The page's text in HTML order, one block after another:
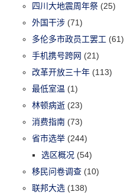
四川大地震周年祭 (25)
外国干涉 (71)
多伦多市政员工罢工 (61)
手机携号跨网 (21)
改革开放三十年 (113)
最低室温 (1)
林顿病逝 (23)
消费指南 (73)
省市选举 (244)
选区概况 (54)
移民问卷调查 (10)
联邦大选 (138)